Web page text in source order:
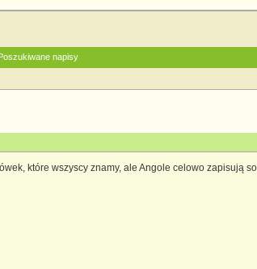
napisy
które wszyscy znamy, ale Angole celowo zapisują